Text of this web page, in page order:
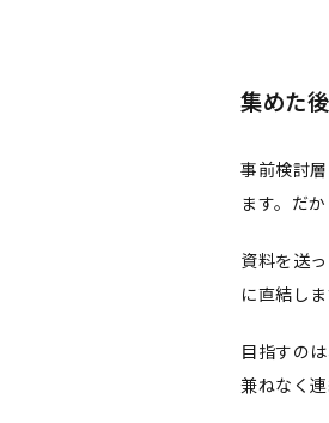
集めた
事前検討
ます。だ
資料を送
に直結し
目指すの
兼ねなく